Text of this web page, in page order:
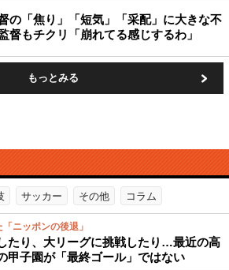
の「焦り」「短気」「采配」に大きな不
督もチクリ「崩れてる感じするわ」
もっとみる
サッカー その他 コラム
ニッポンの後退」
たり、大リーグに挑戦したり…最近の高
甲子園が「最終ゴール」ではない